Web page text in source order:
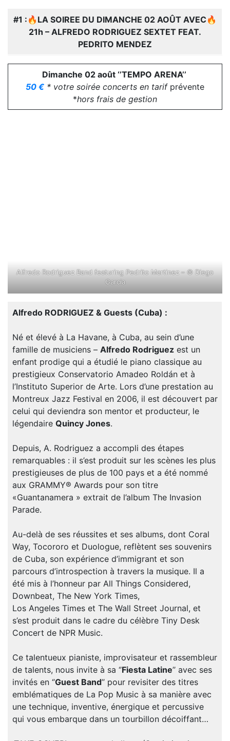
#1 : 🔥 LA SOIREE DU DIMANCHE 02 AOÛT AVEC🔥
21h – ALFREDO RODRIGUEZ SEXTET FEAT.
PEDRITO MENDEZ
Dimanche 02 août ‘’TEMPO ARENA’’
50 € * votre soirée concerts en tarif prévente
*hors frais de gestion
Alfredo Rodriguez Band featuring Pedrito Martinez – © Diego
Garcia
Alfredo RODRIGUEZ & Guests (Cuba) :
Né et élevé à La Havane, à Cuba, au sein d’une
famille de musiciens – Alfredo Rodriguez est un
enfant prodige qui a étudié le piano classique au
prestigieux Conservatorio Amadeo Roldán et à
l’Instituto Superior de Arte. Lors d’une prestation au
Montreux Jazz Festival en 2006, il est découvert par
celui qui deviendra son mentor et producteur, le
légendaire Quincy Jones.
Depuis, A. Rodriguez a accompli des étapes
remarquables : il s’est produit sur les scènes les plus
prestigieuses de plus de 100 pays et a été nommé
aux GRAMMY® Awards pour son titre
«Guantanamera » extrait de l’album The Invasion
Parade.
Au-delà de ses réussites et ses albums, dont Coral
Way, Tocororo et Duologue, reflètent ses souvenirs
de Cuba, son expérience d’immigrant et son
parcours d’introspection à travers la musique. Il a
été mis à l’honneur par All Things Considered,
Downbeat, The New York Times,
Los Angeles Times et The Wall Street Journal, et
s’est produit dans le cadre du célèbre Tiny Desk
Concert de NPR Music.
Ce talentueux pianiste, improvisateur et rassembleur
de talents, nous invite à sa ‘’Fiesta Latine’’ avec ses
invités en ‘’Guest Band’’ pour revisiter des titres
emblématiques de La Pop Music à sa manière avec
une technique, inventive, énergique et percussive
qui vous embarque dans un tourbillon décoiffant…